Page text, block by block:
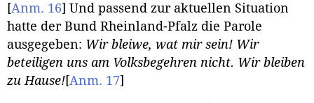
[Anm. 16] Und passend zur aktuellen Situation
hatte der Bund Rheinland-Pfalz die Parole
ausgegeben: Wir bleiwe, wat mir sein! Wir
beteiligen uns am Volksbegehren nicht. Wir bleiben
zu Hause![Anm. 17]